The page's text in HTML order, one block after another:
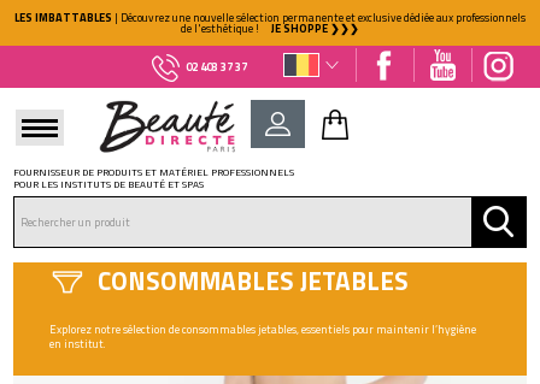
LES IMBATTABLES | Découvrez une nouvelle sélection permanente et exclusive dédiée aux professionnels
de l'esthétique ! JE SHOPPE ❯❯❯
02 403 37 37
FOURNISSEUR DE PRODUITS ET MATÉRIEL PROFESSIONNELS
POUR LES INSTITUTS DE BEAUTÉ ET SPAS
CONSOMMABLES JETABLES
Explorez notre sélection de consommables jetables, essentiels pour maintenir l’hygiène
en institut.